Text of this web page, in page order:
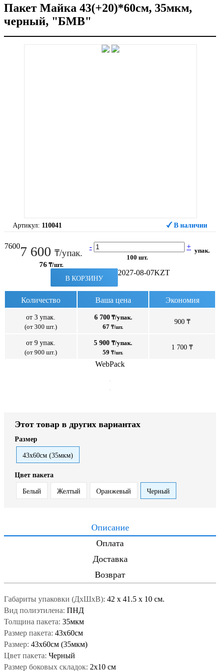
Пакет Майка 43(+20)*60см, 35мкм,
черный, "БМВ"
Артикул: 110041 В наличии
76007 600 ₸/упак.
76 ₸/шт.
- +
100 шт.
упак.
В КОРЗИНУ
2027-08-07KZT
Количество Ваша цена Экономия
от 3 упак.
(от 300 шт.)
6 700₸/упак.
67 ₸/шт.
900 ₸
от 9 упак.
(от 900 шт.)
5 900 ₸/упак.
59 ₸/шт.
1 700 ₸
WebPack
Этот товар в других вариантах
Размер
43x60см (35мкм)
Цвет пакета
Белый Желтый Оранжевый Черный
Описание
Оплата
Доставка
Возврат
Габариты упаковки (ДxШxВ): 42 x 41.5 x 10 см.
Вид полиэтилена: ПНД
Толщина пакета: 35мкм
Размер пакета: 43x60см
Размер: 43x60см (35мкм)
Цвет пакета: Черный
Размер боковых складок: 2х10 см